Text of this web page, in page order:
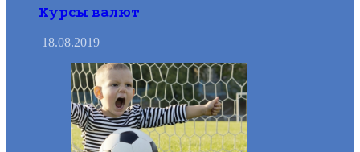
Курсы валют
18.08.2019